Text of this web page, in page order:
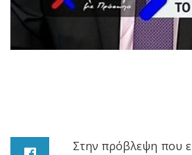
Στην πρόβλεψη που